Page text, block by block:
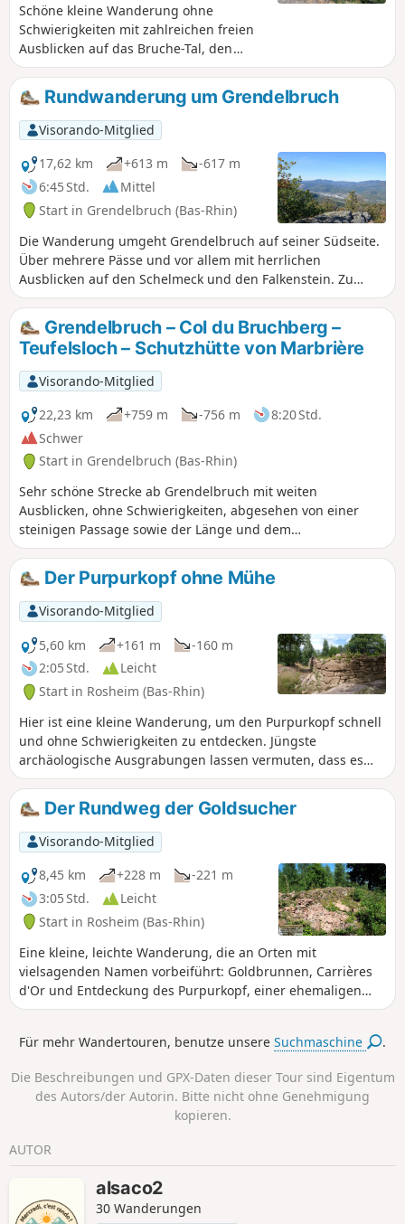
Schöne kleine Wanderung ohne
Schwierigkeiten mit zahlreichen freien
Ausblicken auf das Bruche-Tal, den
Donon, den Steinbruch von Wisches, die
elsässische Rheinebene und die Burg
Girbaden. Einfache Tour in Bezug auf
Länge und Höhenunterschied mit einer
Mischung aus Forstwegen und Pfaden
entweder im Wald oder inmitten der
Weiden.
Rundwanderung um Grendelbruch
Visorando-Mitglied
17,62 km
+613 m
-617 m
6:45 Std.
Mittel
Start in Grendelbruch (Bas-Rhin)
Die Wanderung umgeht Grendelbruch auf seiner Südseite.
Über mehrere Pässe und vor allem mit herrlichen
Ausblicken auf den Schelmeck und den Falkenstein. Zu
Beginn etwas Asphalt (Durchquerung von Grendelbruch),
dann eine Mischung aus Waldwegen, Pfaden durch Wälder
und Wiesen.
Grendelbruch – Col du Bruchberg –
Teufelsloch – Schutzhütte von Marbrière
Visorando-Mitglied
22,23 km
+759 m -756 m
8:20 Std.
Schwer
Start in Grendelbruch (Bas-Rhin)
Sehr schöne Strecke ab Grendelbruch mit weiten
Ausblicken, ohne Schwierigkeiten, abgesehen von einer
steinigen Passage sowie der Länge und dem
Höhenunterschied!Schöne Schutzhütte „Marbrière“
oberhalb von Wisches, 14 km vom Start entfernt.
Der Purpurkopf ohne Mühe
Visorando-Mitglied
5,60 km
+161 m
-160 m
2:05 Std.
Leicht
Start in Rosheim (Bas-Rhin)
Hier ist eine kleine Wanderung, um den Purpurkopf schnell
und ohne Schwierigkeiten zu entdecken. Jüngste
archäologische Ausgrabungen lassen vermuten, dass es
sich um die älteste Burg des Elsass und nicht um ein
keltisches Lager handelt. Im Internet finden Sie zahlreiche
Informationen und Videos dazu. Sie befindet sich in der
Gemeinde Rosheim, unweit von Grendelbruch.
Der Rundweg der Goldsucher
Visorando-Mitglied
8,45 km
+228 m
-221 m
3:05 Std.
Leicht
Start in Rosheim (Bas-Rhin)
Eine kleine, leichte Wanderung, die an Orten mit
vielsagenden Namen vorbeiführt: Goldbrunnen, Carrières
d'Or und Entdeckung des Purpurkopf, einer ehemaligen
keltischen und römischen Stätte.
Für mehr Wandertouren, benutze unsereSuchmaschine .
Die Beschreibungen und GPX-Daten dieser Tour sind Eigentum
des Autors/der Autorin. Bitte nicht ohne Genehmigung
kopieren.
AUTOR
alsaco2
30 Wanderungen